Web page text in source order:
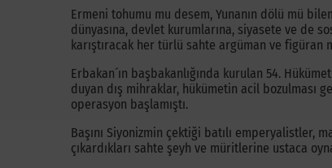
Ermeni tohumu mu desem, Yunanın dölü mü
dünyasına, devlet kurumlarına, siyasete ve de
karıştıracak her türlü sahte argüman ve figüran
Erbakan´ın başbakanlığında kurulan 54.
duyan dış mihraklar, hükümetin acil
operasyon başlamıştı.
Başını Siyonizmin çektiği batılı emperyalistler,
çıkardıkları sahte şeyh ve müritlerine ustaca